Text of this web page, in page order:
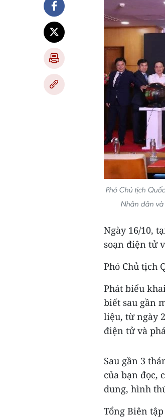
Phó Chủ tịch
Nhân dân
Ngày 16/10,
soạn điện tử
Phó Chủ tịch
Phát biểu
biết sau gần
liệu, từ ngày
điện tử và
Sau gần 3
của bạn đọc,
dung, hình
Tổng Biên